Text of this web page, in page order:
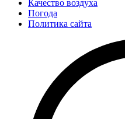
Качество воздуха
Погода
Политика сайта